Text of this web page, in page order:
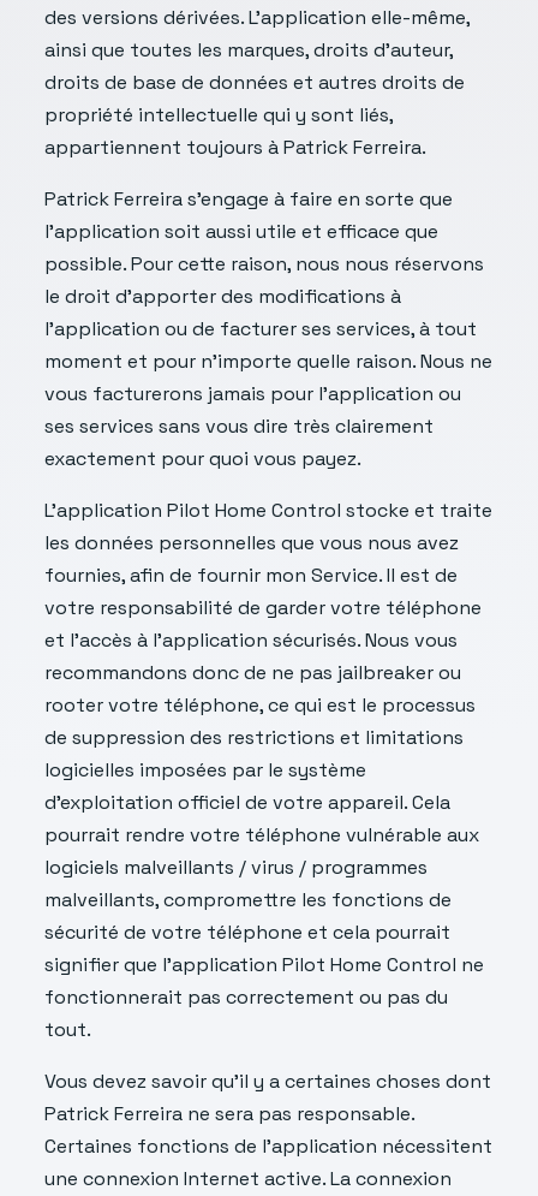
des versions dérivées. L’application elle-même,
ainsi que toutes les marques, droits d’auteur,
droits de base de données et autres droits de
propriété intellectuelle qui y sont liés,
appartiennent toujours à Patrick Ferreira.
Patrick Ferreira s’engage à faire en sorte que
l’application soit aussi utile et efficace que
possible. Pour cette raison, nous nous réservons
le droit d’apporter des modifications à
l’application ou de facturer ses services, à tout
moment et pour n’importe quelle raison. Nous ne
vous facturerons jamais pour l’application ou
ses services sans vous dire très clairement
exactement pour quoi vous payez.
L’application Pilot Home Control stocke et traite
les données personnelles que vous nous avez
fournies, afin de fournir mon Service. Il est de
votre responsabilité de garder votre téléphone
et l’accès à l’application sécurisés. Nous vous
recommandons donc de ne pas jailbreaker ou
rooter votre téléphone, ce qui est le processus
de suppression des restrictions et limitations
logicielles imposées par le système
d’exploitation officiel de votre appareil. Cela
pourrait rendre votre téléphone vulnérable aux
logiciels malveillants / virus / programmes
malveillants, compromettre les fonctions de
sécurité de votre téléphone et cela pourrait
signifier que l’application Pilot Home Control ne
fonctionnerait pas correctement ou pas du
tout.
Vous devez savoir qu’il y a certaines choses dont
Patrick Ferreira ne sera pas responsable.
Certaines fonctions de l’application nécessitent
une connexion Internet active. La connexion